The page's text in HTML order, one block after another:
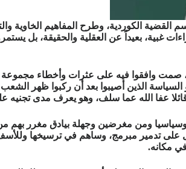
الكوردية، وطرح المفاهيم الخاوية
غبية، بعيداً عن العقلية والحقيقة،
وافقوا فيه على عثرات وأخطاء مجموعة لا
الذين أصيبوا بعد أن ركبوا ظهر الشعب
عفا الله عما سلف، وهو يعرف مدى تجنيه
ومن مغرضين وجهلة بيادق مغرر بهم
على تدمير مبرمج، وساهم في ترسيخها
مكانه.